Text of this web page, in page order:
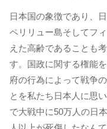
日本国の象徴であり、
ペリリュー島そしてフ
えた高齢であることも
す。国政に関する権能
府の行為によって戦争
とを私たち日本人に思
で大戦中に50万人の日